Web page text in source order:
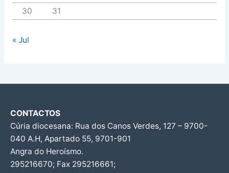
30
31
« Jul
CONTACTOS
Cúria diocesana: Rua dos Canos Verdes, 127 – 9700-
040 A.H, Apartado 55, 9701-901
Angra do Heroísmo.
295216670; Fax 295216661;